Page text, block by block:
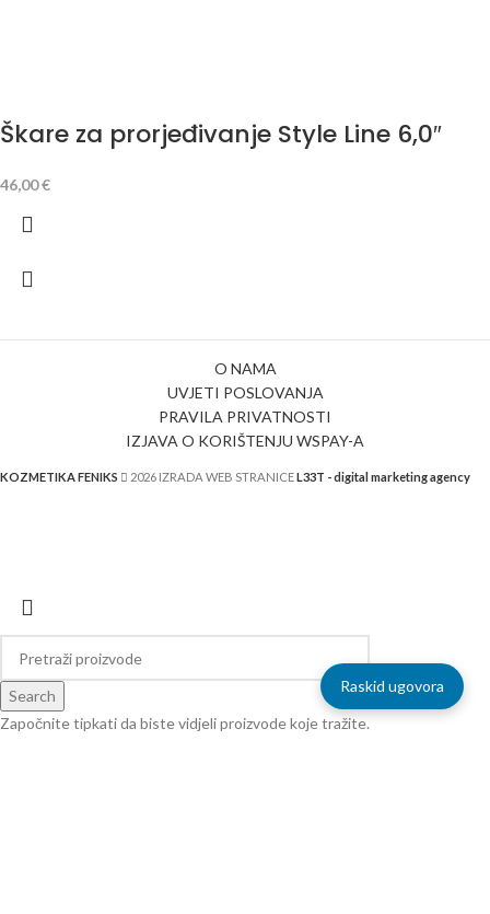
Škare za prorjeđivanje Style Line 6,0″
46,00€
O NAMA
UVJETI POSLOVANJA
PRAVILA PRIVATNOSTI
IZJAVA O KORIŠTENJU WSPAY-A
KOZMETIKA FENIKS 2026 IZRADA WEB STRANICEL33T - digital marketing agency
Search
Započnite tipkati da biste vidjeli proizvode koje tražite.
Raskid ugovora